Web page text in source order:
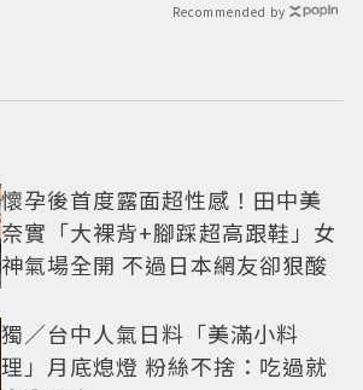
Recommended by
懷孕後首度露面超性感！田中美
奈實「大裸背+腳踩超高跟鞋」女
神氣場全開 不過日本網友卻狠酸
獨／台中人氣日料「美滿小料
理」月底熄燈 粉絲不捨：吃過就